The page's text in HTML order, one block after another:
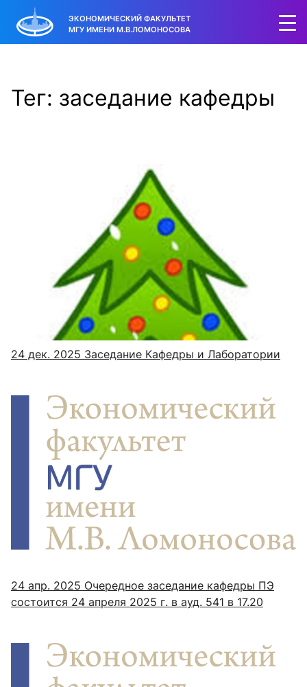
ЭКОНОМИЧЕСКИЙ ФАКУЛЬТЕТ
МГУ ИМЕНИ М.В.ЛОМОНОСОВА
Тег: заседание кафедры
24 дек. 2025 Заседание Кафедры и Лаборатории
24 апр. 2025 Очередное заседание кафедры ПЭ
состоится 24 апреля 2025 г. в ауд. 541 в 17.20